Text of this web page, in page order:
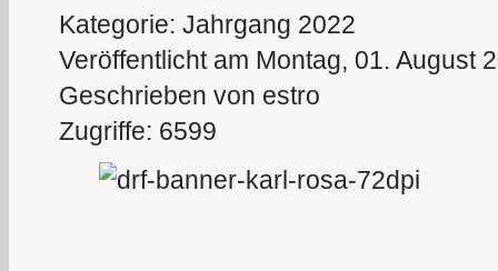
Kategorie: Jahrgang 2022
Veröffentlicht am Montag, 01. August
Geschrieben von estro
Zugriffe: 6599